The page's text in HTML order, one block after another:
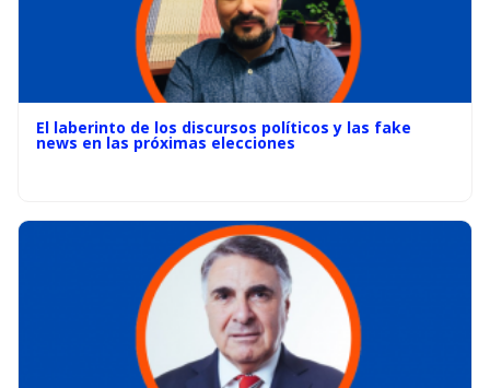
El laberinto de los discursos políticos y las fake
news en las próximas elecciones